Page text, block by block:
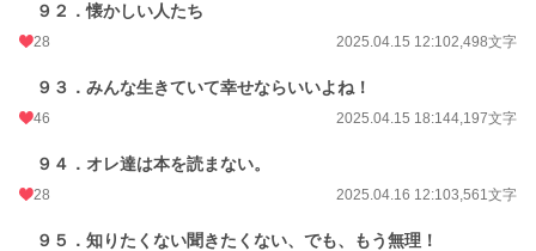
９２．懐かしい人たち
28 2025.04.15 12:102,498文字
９３．みんな生きていて幸せならいいよね！
46 2025.04.15 18:144,197文字
９４．オレ達は本を読まない。
28 2025.04.16 12:103,561文字
９５．知りたくない聞きたくない、でも、もう無理！